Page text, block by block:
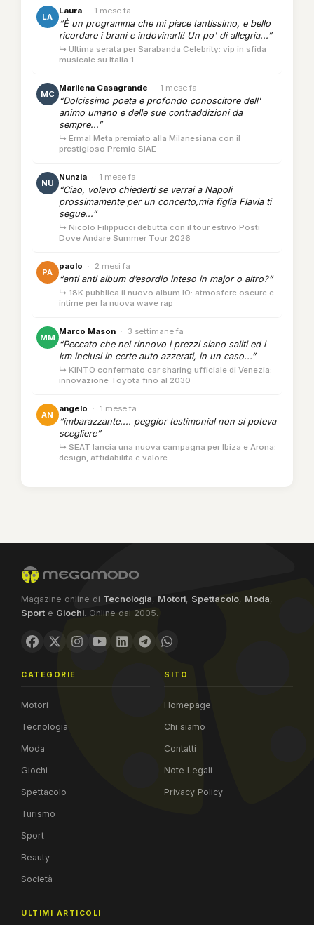
LA
Laura · 1 mese fa
“È un programma che mi piace tantissimo, e bello
ricordare i brani e indovinarli! Un po' di allegria...”
↳ Ultima serata per Sarabanda Celebrity: vip in sfida
musicale su Italia 1
MC
Marilena Casagrande · 1 mese fa
“Dolcissimo poeta e profondo conoscitore dell'
animo umano e delle sue contraddizioni da
sempre...”
↳ Ermal Meta premiato alla Milanesiana con il
prestigioso Premio SIAE
NU
Nunzia · 1 mese fa
“Ciao, volevo chiederti se verrai a Napoli
prossimamente per un concerto,mia figlia Flavia ti
segue...”
↳ Nicolò Filippucci debutta con il tour estivo Posti
Dove Andare Summer Tour 2026
PA
paolo · 2 mesi fa
“anti anti album d’esordio inteso in major o altro?”
↳ 18K pubblica il nuovo album IO: atmosfere oscure e
intime per la nuova wave rap
MM
Marco Mason · 3 settimane fa
“Peccato che nel rinnovo i prezzi siano saliti ed i
km inclusi in certe auto azzerati, in un caso...”
↳ KINTO confermato car sharing ufficiale di Venezia:
innovazione Toyota fino al 2030
AN
angelo · 1 mese fa
“imbarazzante.... peggior testimonial non si poteva
scegliere”
↳ SEAT lancia una nuova campagna per Ibiza e Arona:
design, affidabilità e valore
Magazine online di Tecnologia, Motori, Spettacolo, Moda,
Sport e Giochi. Online dal 2005.
CATEGORIE
Motori
Tecnologia
Moda
Giochi
Spettacolo
Turismo
Sport
Beauty
Società
SITO
Homepage
Chi siamo
Contatti
Note Legali
Privacy Policy
ULTIMI ARTICOLI